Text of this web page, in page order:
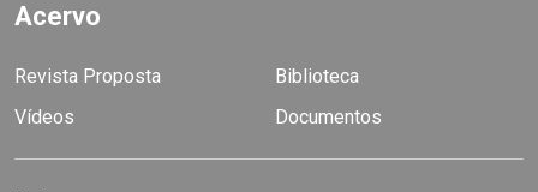
Acervo
Revista Proposta
Biblioteca
Vídeos
Documentos